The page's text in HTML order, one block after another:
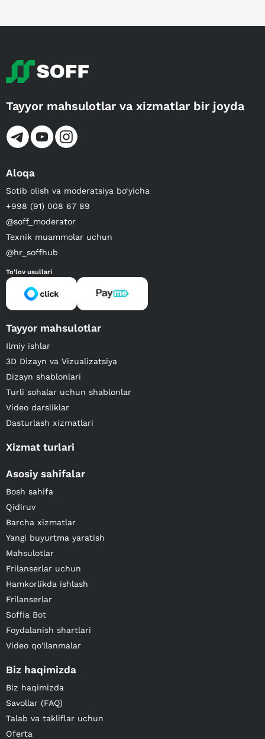
Tayyor mahsulotlar va xizmatlar bir joyda
Aloqa
Sotib olish va moderatsiya bo‘yicha
+998 (91) 008 67 89
@soff_moderator
Texnik muammolar uchun
@hr_soffhub
To'lov usullari
Tayyor mahsulotlar
Ilmiy ishlar
3D Dizayn va Vizualizatsiya
Dizayn shablonlari
Turli sohalar uchun shablonlar
Video darsliklar
Dasturlash xizmatlari
Xizmat turlari
Asosiy sahifalar
Bosh sahifa
Qidiruv
Barcha xizmatlar
Yangi buyurtma yaratish
Mahsulotlar
Frilanserlar uchun
Hamkorlikda ishlash
Frilanserlar
Soffia Bot
Foydalanish shartlari
Video qo'llanmalar
Biz haqimizda
Biz haqimizda
Savollar (FAQ)
Talab va takliflar uchun
Oferta